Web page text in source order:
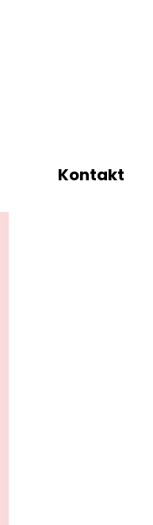
Kontakt